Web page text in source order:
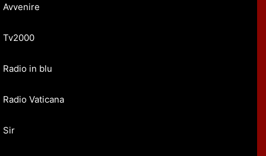
Avvenire
Tv2000
Radio in blu
Radio Vaticana
Sir